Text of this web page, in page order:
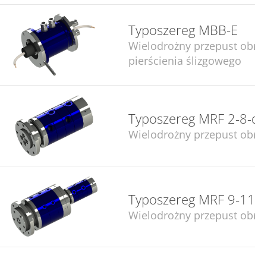
Typoszereg MBB-E
Wielodrożny przepust
pierścienia ślizgowego
Typoszereg MRF 2-
Wielodrożny przepust
Typoszereg MRF 9-
Wielodrożny przepust